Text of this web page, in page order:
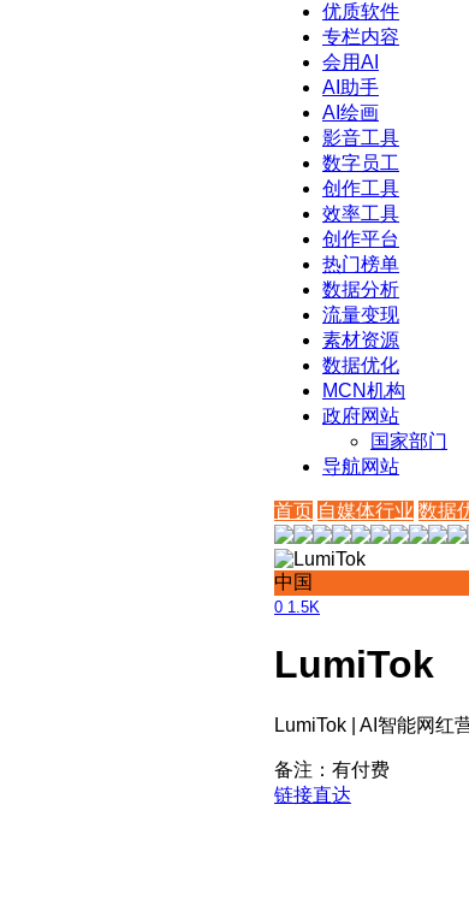
优质软件
专栏内容
会用AI
AI助手
AI绘画
影音工具
数字员工
创作工具
效率工具
创作平台
热门榜单
数据分析
流量变现
素材资源
数据优化
MCN机构
政府网站
国家部门
导航网站
首页 自媒体行业 数据
中国
0 1.5K
LumiTok
LumiTok | AI智能网红
备注：有付费
链接直达